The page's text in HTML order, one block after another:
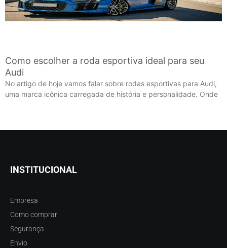
Como escolher a roda esportiva ideal para seu
Audi
No artigo de hoje vamos falar sobre rodas esportivas para Audi,
uma marca icônica carregada de história e personalidade. Onde
INSTITUCIONAL
Empresa
Como comprar
Segurança
Envio